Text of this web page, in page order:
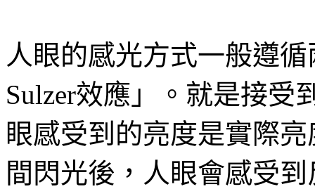
人眼的感光方式一般遵
Sulzer效應」。就是接受
眼感受到的亮度是實際
間閃光後，人眼會感受